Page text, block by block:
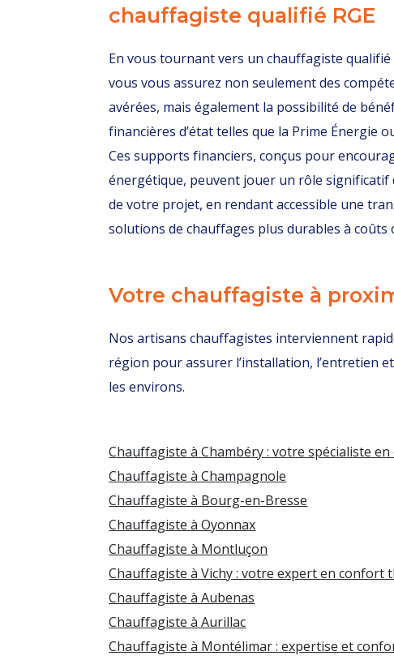
chauffagiste qualifié RGE
En vous tournant vers un chauffagiste qualifié
vous vous assurez non seulement des
avérées, mais également la possibilité de
financières d’état telles que la Prime Énergie
Ces supports financiers, conçus pour
énergétique, peuvent jouer un rôle significatif
de votre projet, en rendant accessible une
solutions de chauffages plus durables à coûts
Votre chauffagiste à
Nos artisans chauffagistes interviennent
région pour assurer l’installation, l’entretien
les environs.
Chauffagiste à Chambéry : votre spécialiste
Chauffagiste à Champagnole
Chauffagiste à Bourg-en-Bresse
Chauffagiste à Oyonnax
Chauffagiste à Montluçon
Chauffagiste à Vichy : votre expert en confort
Chauffagiste à Aubenas
Chauffagiste à Aurillac
Chauffagiste à Montélimar : expertise et